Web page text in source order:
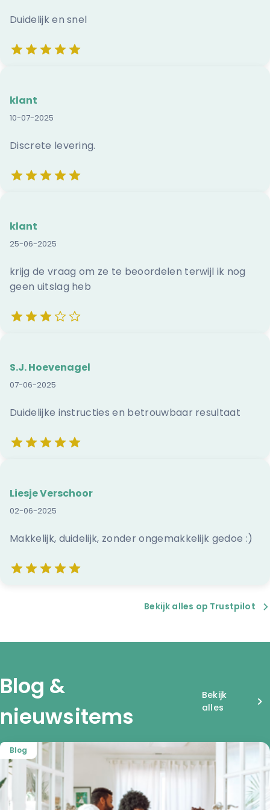
Duidelijk en snel
klant
10-07-2025
Discrete levering.
klant
25-06-2025
krijg de vraag om ze te beoordelen terwijl ik nog
geen uitslag heb
S.J. Hoevenagel
07-06-2025
Duidelijke instructies en betrouwbaar resultaat
Liesje Verschoor
02-06-2025
Makkelijk, duidelijk, zonder ongemakkelijk gedoe :)
Bekijk alles op Trustpilot
Blog &
nieuwsitems
Bekijk
alles
Blog